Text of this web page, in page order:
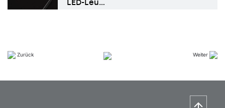
LED-Leu…
Zurück Weiter